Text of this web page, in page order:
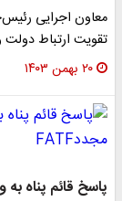
معاون اجرایی
تقویت ارتباط دولت
۲۰ بهمن ۱۴۰۳
پاسخ قائم پناه